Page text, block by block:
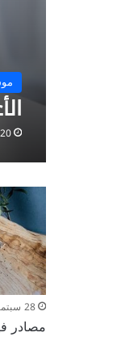
20 يناير 2021
28 سبتمبر 2020
مصادر